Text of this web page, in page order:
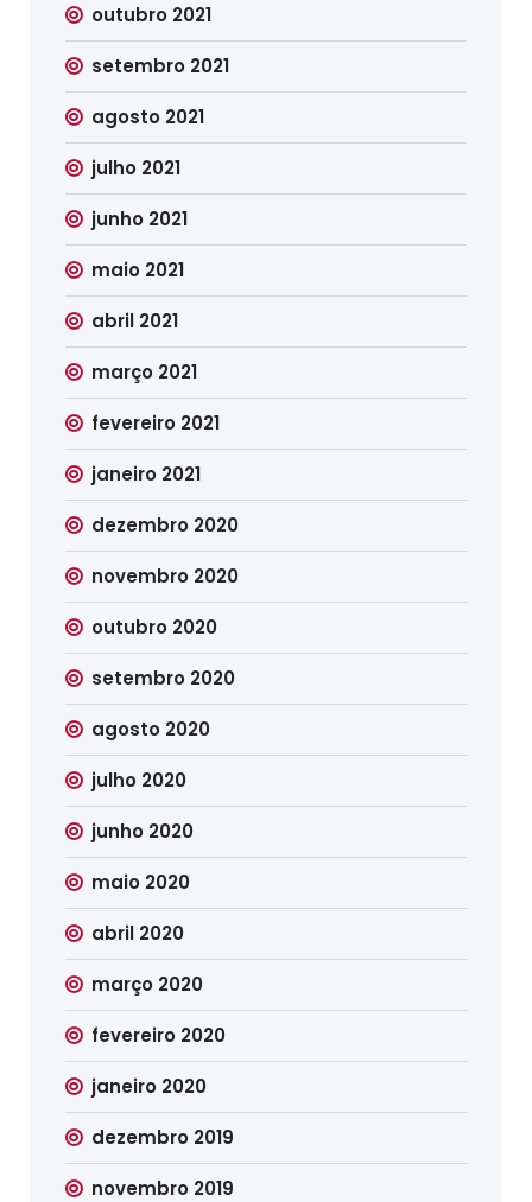
outubro 2021
setembro 2021
agosto 2021
julho 2021
junho 2021
maio 2021
abril 2021
março 2021
fevereiro 2021
janeiro 2021
dezembro 2020
novembro 2020
outubro 2020
setembro 2020
agosto 2020
julho 2020
junho 2020
maio 2020
abril 2020
março 2020
fevereiro 2020
janeiro 2020
dezembro 2019
novembro 2019